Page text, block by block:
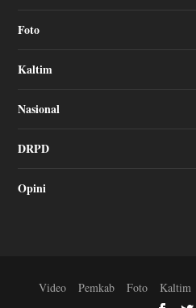
Foto
Kaltim
Nasional
DRPD
Opini
Video Pemkab Foto Kaltim